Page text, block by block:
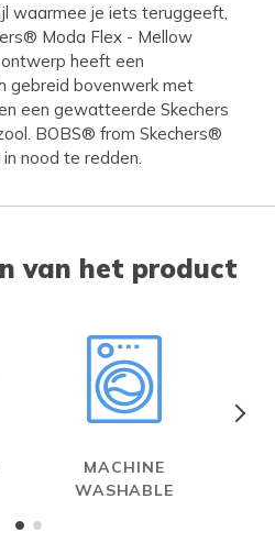
waarmee je iets teruggeeft,
Moda Flex - Mellow
heeft een
gebreid bovenwerk met
een gewatteerde Skechers
BOBS® from Skechers®
nood te redden.
van het product
MACHINE
WASHABLE